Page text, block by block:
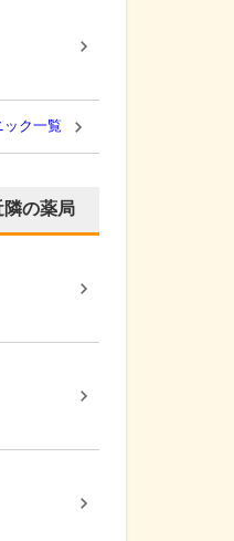
ック一覧
の薬局